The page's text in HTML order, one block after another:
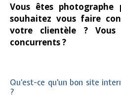
Vous êtes photographe
souhaitez vous faire
votre clientèle ? Vous
concurrents ?
Qu’est-ce qu’un bon site
?